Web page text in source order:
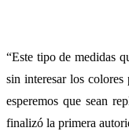
“Este tipo de medidas
sin interesar los
esperemos que sean
finalizó la primera